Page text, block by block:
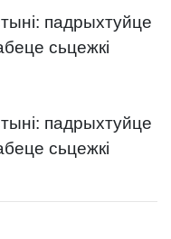
падрыхтуйце
сьцежкі
падрыхтуйце
сьцежкі